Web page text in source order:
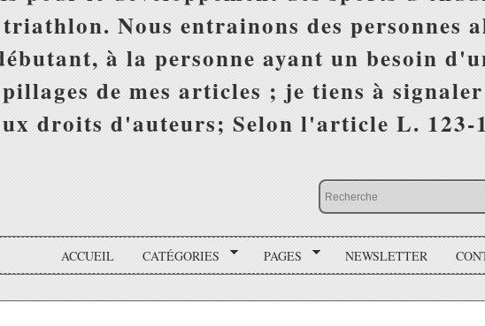
Nous entrainons des personnes
à la personne ayant un besoin
de mes articles ; je tiens à
droits d'auteurs; Selon l'article L. 123-
ACCUEIL CATÉGORIES PAGES NEWSLETTER